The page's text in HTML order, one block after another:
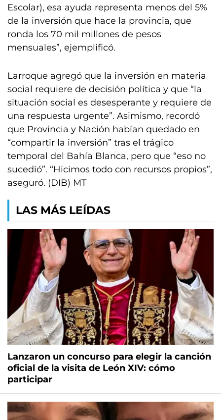
Escolar), esa ayuda representa menos del 5%
de la inversión que hace la provincia, que
ronda los 70 mil millones de pesos
mensuales”, ejemplificó.
Larroque agregó que la inversión en materia
social requiere de decisión política y que “la
situación social es desesperante y requiere de
una respuesta urgente”. Asimismo, recordó
que Provincia y Nación habían quedado en
“compartir la inversión” tras el trágico
temporal del Bahía Blanca, pero que “eso no
sucedió”. “Hicimos todo con recursos propios”,
aseguró. (DIB) MT
LAS MÁS LEÍDAS
Lanzaron un concurso para elegir la canción
oficial de la visita de León XIV: cómo
participar